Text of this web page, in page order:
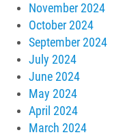
November 2024
October 2024
September 2024
July 2024
June 2024
May 2024
April 2024
March 2024